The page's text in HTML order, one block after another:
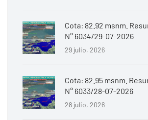
Cota: 82.92 msnm.
N° 6034/29-07-2026
29 julio, 2026
Cota: 82.95 msnm.
N° 6033/28-07-2026
28 julio, 2026